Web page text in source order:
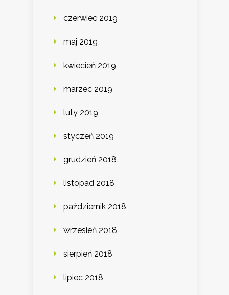
czerwiec 2019
maj 2019
kwiecień 2019
marzec 2019
luty 2019
styczeń 2019
grudzień 2018
listopad 2018
październik 2018
wrzesień 2018
sierpień 2018
lipiec 2018